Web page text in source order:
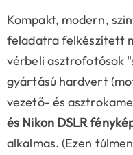
Kompakt, modern,
feladatra felkészített
vérbeli asztrofotósok
gyártású hardvert
vezető- és
és Nikon DSLR
alkalmas. (Ezen